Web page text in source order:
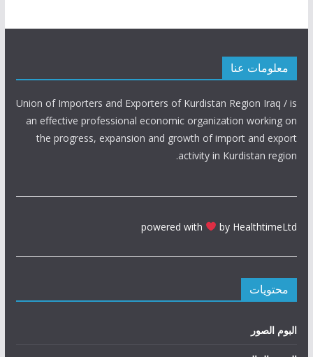
معلومات عنا
Union of Importers and Exporters of Kurdistan Region Iraq / is
an effective professional economic organization working on
the progress, expansion and growth of import and export
activity in Kurdistan region.
powered with by HealthtimeLtd
محتويات
البوم الصور